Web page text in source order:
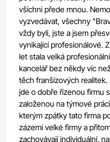
všichni přede mnou.
vyzvedávat, všechny
vždy byli, jste a jsem
vynikající profesionálové.
let stala velká
kancelář bez někdy víc
těch franšízových
jde o dobře řízenou firmu
založenou na týmové
kterým zpátky tato firma
zázemí velké firmy a
zachovávají individuální,